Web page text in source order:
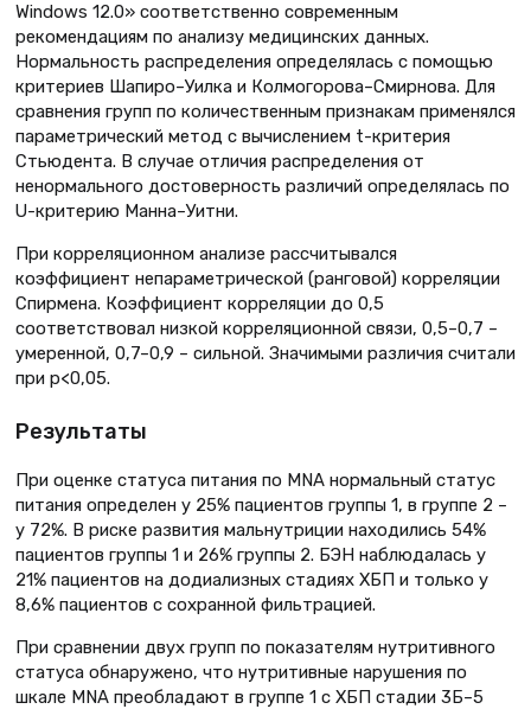
Windows 12.0» соответственно современным
рекомендациям по анализу медицинских данных.
Нормальность распределения определялась с помощью
критериев Шапиро–Уилка и Колмогорова–Смирнова. Для
сравнения групп по количественным признакам применялся
параметрический метод с вычислением t-критерия
Стьюдента. В случае отличия распределения от
ненормального достоверность различий определялась по
U-критерию Манна–Уитни.
При корреляционном анализе рассчитывался
коэффициент непараметрической (ранговой) корреляции
Спирмена. Коэффициент корреляции до 0,5
соответствовал низкой корреляционной связи, 0,5–0,7 –
умеренной, 0,7–0,9 – сильной. Значимыми различия считали
при p<0,05.
Результаты
При оценке статуса питания по MNA нормальный статус
питания определен у 25% пациентов группы 1, в группе 2 –
у 72%. В риске развития мальнутриции находились 54%
пациентов группы 1 и 26% группы 2. БЭН наблюдалась у
21% пациентов на додиализных стадиях ХБП и только у
8,6% пациентов с сохранной фильтрацией.
При сравнении двух групп по показателям нутритивного
статуса обнаружено, что нутритивные нарушения по
шкале MNA преобладают в группе 1 с ХБП стадии 3Б–5